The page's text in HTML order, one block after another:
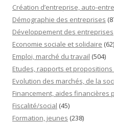
Création d’entreprise, auto-
Démographie des entreprises
Développement des entreprises
Economie sociale et solidaire (62)
Emploi, marché du travail (504)
Etudes, rapports et
Evolution des marchés, de la
Financement, aides financières
Fiscalité/social (45)
Formation, jeunes (238)